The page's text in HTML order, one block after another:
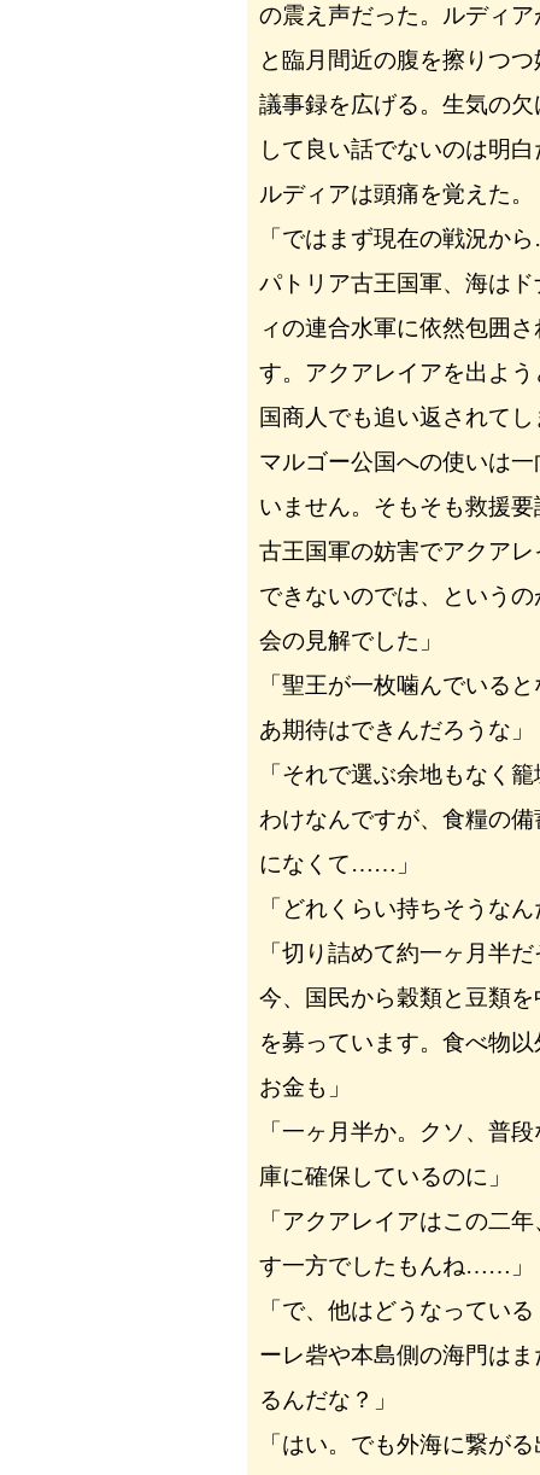
の震え声だった。ルディ
と臨月間近の腹を擦りつ
議事録を広げる。生気の
して良い話でないのは明
ルディアは頭痛を覚えた。
「ではまず現在の戦況か
パトリア古王国軍、海は
ィの連合水軍に依然包囲
す。アクアレイアを出よ
国商人でも追い返されて
マルゴー公国への使いは
いません。そもそも救援
古王国軍の妨害でアクア
できないのでは、という
会の見解でした」
「聖王が一枚噛んでいる
あ期待はできんだろうな」
「それで選ぶ余地もなく
わけなんですが、食糧の
になくて……」
「どれくらい持ちそうな
「切り詰めて約一ヶ月半
今、国民から穀類と豆類
を募っています。食べ物
お金も」
「一ヶ月半か。クソ、普
庫に確保しているのに」
「アクアレイアはこの二
す一方でしたもんね……」
「で、他はどうなってい
ーレ砦や本島側の海門は
るんだな？」
「はい。でも外海に繋が